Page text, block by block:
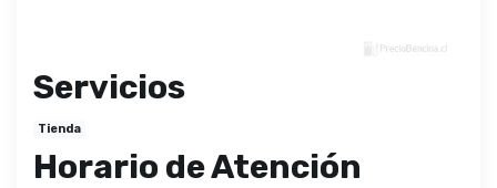
Servicios
Tienda
Horario de Atención